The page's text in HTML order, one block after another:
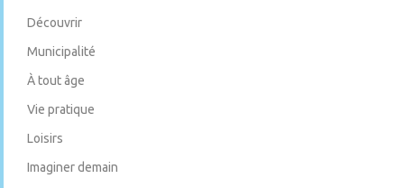
Découvrir
Municipalité
À tout âge
Vie pratique
Loisirs
Imaginer demain